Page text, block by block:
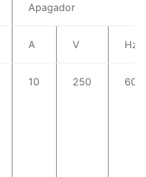
Apagador
A V Hz
10 250 60